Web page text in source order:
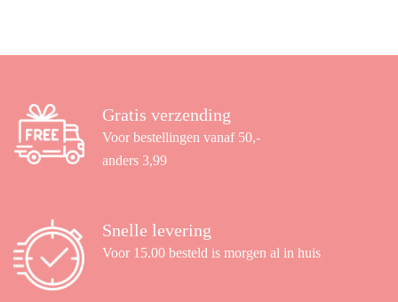
Gratis verzending
Voor bestellingen vanaf 50,-
anders 3,99
Snelle levering
Voor 15.00 besteld is morgen al in huis